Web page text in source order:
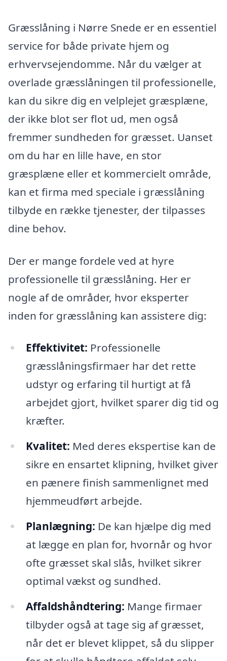
Græsslåning i Nørre Snede er en essentiel
service for både private hjem og
erhvervsejendomme. Når du vælger at
overlade græsslåningen til professionelle,
kan du sikre dig en velplejet græsplæne,
der ikke blot ser flot ud, men også
fremmer sundheden for græsset. Uanset
om du har en lille have, en stor
græsplæne eller et kommercielt område,
kan et firma med speciale i græsslåning
tilbyde en række tjenester, der tilpasses
dine behov.
Der er mange fordele ved at hyre
professionelle til græsslåning. Her er
nogle af de områder, hvor eksperter
inden for græsslåning kan assistere dig:
Effektivitet: Professionelle
græsslåningsfirmaer har det rette
udstyr og erfaring til hurtigt at få
arbejdet gjort, hvilket sparer dig tid og
kræfter.
Kvalitet: Med deres ekspertise kan de
sikre en ensartet klipning, hvilket giver
en pænere finish sammenlignet med
hjemmeudført arbejde.
Planlægning: De kan hjælpe dig med
at lægge en plan for, hvornår og hvor
ofte græsset skal slås, hvilket sikrer
optimal vækst og sundhed.
Affaldshåndtering: Mange firmaer
tilbyder også at tage sig af græsset,
når det er blevet klippet, så du slipper